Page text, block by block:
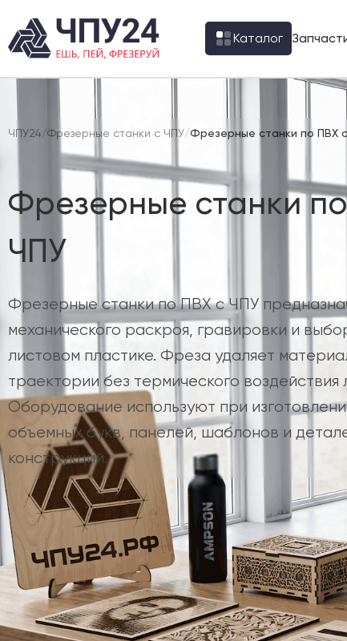
Каталог
ЧПУ24/Фрезерные станки с ЧПУ/Фрезерные станки по ПВХ
Фрезерные станки
ЧПУ
Фрезерные станки по ПВХ с ЧПУ
механического раскроя, гравировки и
листовом пластике. Фреза удаляет
траектории без термического воздействия
Оборудование используют при
объемных букв, панелей, шаблонов и
конструкций.